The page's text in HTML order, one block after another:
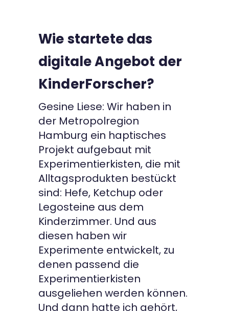
Wie startete das
digitale Angebot der
KinderForscher?
Gesine Liese: Wir haben in
der Metropolregion
Hamburg ein haptisches
Projekt aufgebaut mit
Experimentierkisten, die mit
Alltagsprodukten bestückt
sind: Hefe, Ketchup oder
Legosteine aus dem
Kinderzimmer. Und aus
diesen haben wir
Experimente entwickelt, zu
denen passend die
Experimentierkisten
ausgeliehen werden können.
Und dann hatte ich gehört,